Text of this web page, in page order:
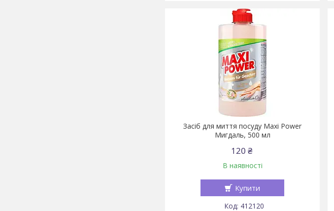
Засіб для миття посуду Maxi Power
Мигдаль, 500 мл
120 ₴
В наявності
Купити
412120